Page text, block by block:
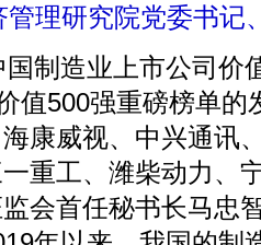
管理研究院党委书记
造业上市公司价
值500强重磅榜单
康威视、中兴通讯
重工、潍柴动力、
会首任秘书长马忠